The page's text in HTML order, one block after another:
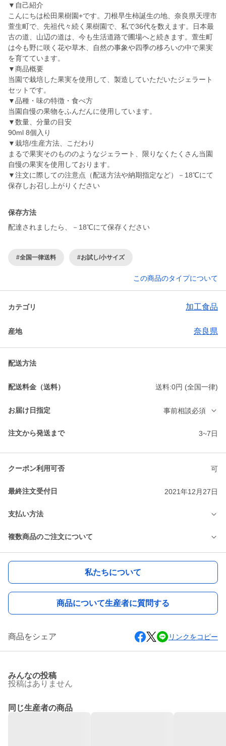
▼自己紹介
こんにちは松田果樹園+です。刀根早生柿誕生の地、奈良県天理市
萱生町で、先祖代々続く果樹園で、私で36代を数えます。日本最
古の道、山辺の道は、今も生活道路で圃場へと続きます。萱生町
は今も野に咲く花や草木、自然の事象や四季の移ろいの中で果実
を育てています。
▼商品概要
当園で栽培した果実を使用して、製造していただいたジェラート
セットです。
▼品種・味の特徴・食べ方
当園自慢の果物をふんだんに使用しています。
▼数量、分量の目安
90ml 8個入り
▼栽培/生産方法、こだわり
まるで果実そのもののようなジェラート、限りなくたくさん当園
自慢の果実を使用しております。
▼注文に際しての注意点（配送方法や納期指定など）－18℃にて
保存しお召し上がりください
保存方法
配達されましたら、－18℃にて保存ください
#全国一律送料 #お試し/小サイズ
この商品のタイプについて
カテゴリ 加工食品
産地 奈良県
配送方法
配送料金（送料） 送料:0円 (全国一律)
お届け日指定 事前相談必須
注文から発送まで 3~7日
クーポン利用可否 可
最終注文受付日 2021年12月27日
支払い方法
複数商品のご注文について
私たちについて
商品について生産者に質問する
商品をシェア リンクをコピー
みんなの投稿
投稿はありません
同じ生産者の商品